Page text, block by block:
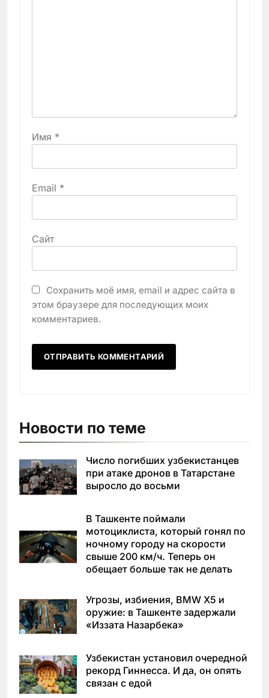
Имя *
Email *
Сайт
Сохранить моё имя, email и адрес сайта в
этом браузере для последующих моих
комментариев.
Новости по теме
Число погибших узбекистанцев
при атаке дронов в Татарстане
выросло до восьми
В Ташкенте поймали
мотоциклиста, который гонял по
ночному городу на скорости
свыше 200 км/ч. Теперь он
обещает больше так не делать
Угрозы, избиения, BMW X5 и
оружие: в Ташкенте задержали
«Иззата Назарбека»
Узбекистан установил очередной
рекорд Гиннесса. И да, он опять
связан с едой